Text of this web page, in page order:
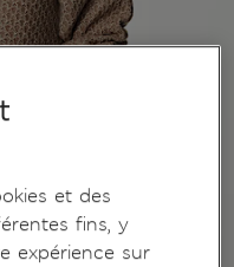
et des
fins, y
expérience sur